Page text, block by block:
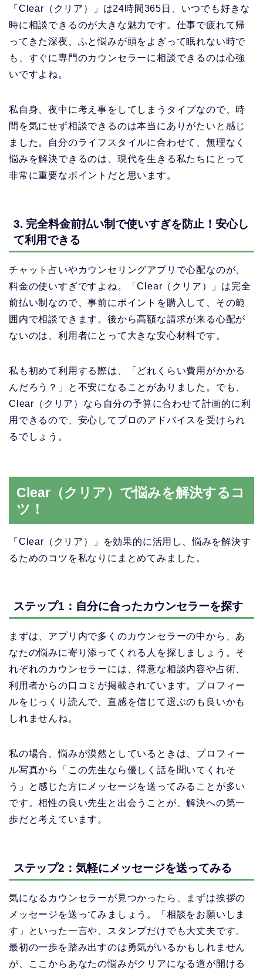
「Clear（クリア）」は24時間365日、いつでも好きな
時に相談できるのが大きな魅力です。仕事で疲れて帰
ってきた深夜、ふと悩みが頭をよぎって眠れない時で
も、すぐに専門のカウンセラーに相談できるのは心強
いですよね。
私自身、夜中に考え事をしてしまうタイプなので、時
間を気にせず相談できるのは本当にありがたいと感じ
ました。自分のライフスタイルに合わせて、無理なく
悩みを解決できるのは、現代を生きる私たちにとって
非常に重要なポイントだと思います。
3. 完全料金前払い制で使いすぎを防止！安心し
て利用できる
チャット占いやカウンセリングアプリで心配なのが、
料金の使いすぎですよね。「Clear（クリア）」は完全
前払い制なので、事前にポイントを購入して、その範
囲内で相談できます。後から高額な請求が来る心配が
ないのは、利用者にとって大きな安心材料です。
私も初めて利用する際は、「どれくらい費用がかかる
んだろう？」と不安になることがありました。でも、
Clear（クリア）なら自分の予算に合わせて計画的に利
用できるので、安心してプロのアドバイスを受けられ
るでしょう。
Clear（クリア）で悩みを解決するコ
ツ！
「Clear（クリア）」を効果的に活用し、悩みを解決す
るためのコツを私なりにまとめてみました。
ステップ1：自分に合ったカウンセラーを探す
まずは、アプリ内で多くのカウンセラーの中から、あ
なたの悩みに寄り添ってくれる人を探しましょう。そ
れぞれのカウンセラーには、得意な相談内容や占術、
利用者からの口コミが掲載されています。プロフィー
ルをじっくり読んで、直感を信じて選ぶのも良いかも
しれませんね。
私の場合、悩みが漠然としているときは、プロフィー
ル写真から「この先生なら優しく話を聞いてくれそ
う」と感じた方にメッセージを送ってみることが多い
です。相性の良い先生と出会うことが、解決への第一
歩だと考えています。
ステップ2：気軽にメッセージを送ってみる
気になるカウンセラーが見つかったら、まずは挨拶の
メッセージを送ってみましょう。「相談をお願いしま
す」といった一言や、スタンプだけでも大丈夫です。
最初の一歩を踏み出すのは勇気がいるかもしれません
が、ここからあなたの悩みがクリアになる道が開ける